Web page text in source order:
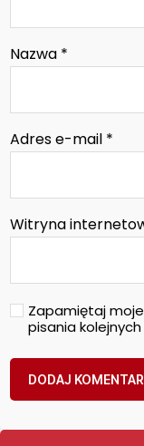
Nazwa *
Adres e-mail *
Witryna
Zapamiętaj
pisania